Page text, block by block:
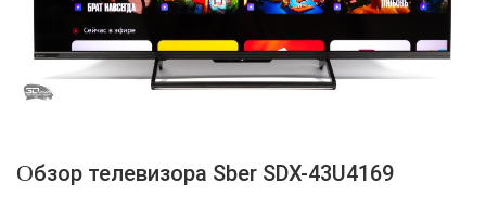
Обзор телевизора Sber SDX-43U4169